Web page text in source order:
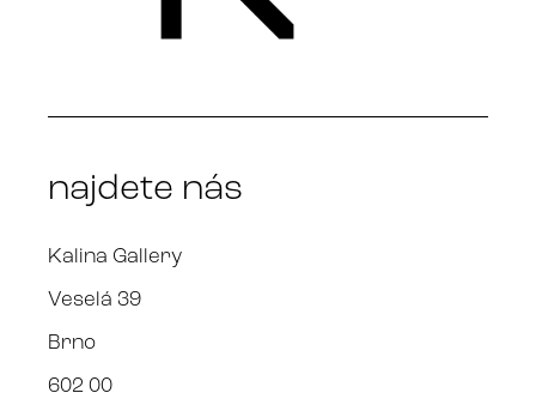
najdete nás
Kalina Gallery
Veselá 39
Brno
602 00